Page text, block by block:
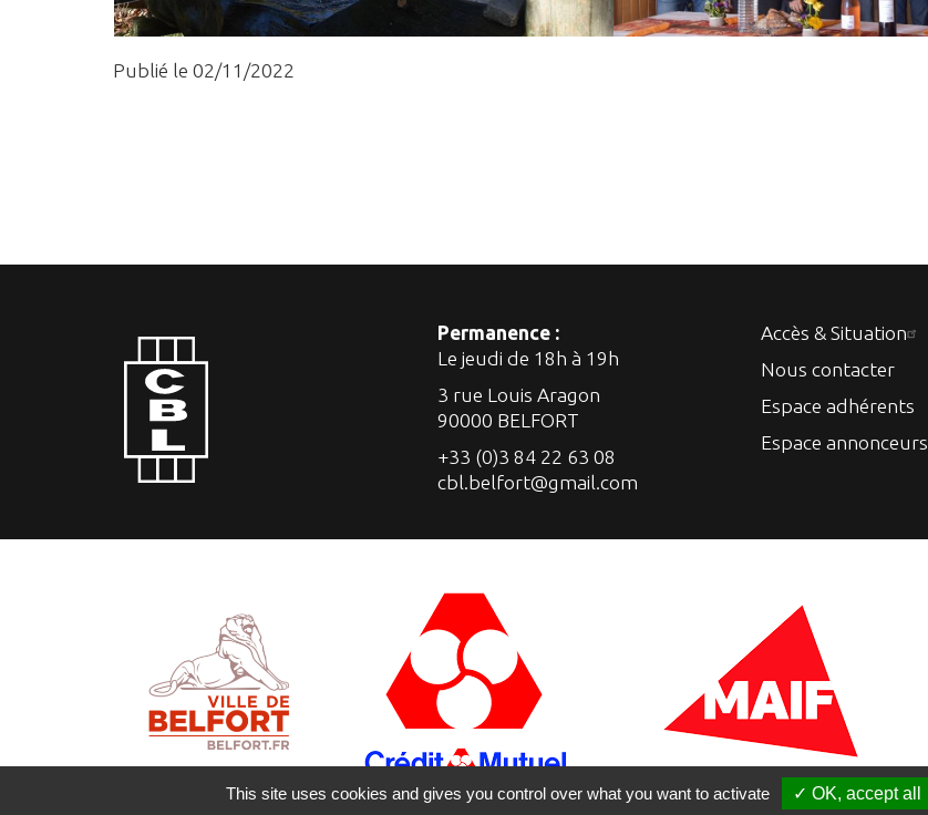
Publié le 02/11/2022
Permanence :
Le jeudi de 18h à 19h
3 rue Louis Aragon
90000 BELFORT
+33 (0)3 84 22 63 08
cbl.belfort@gmail.com
Accès & Situation
Nous contacter
Espace adhérents
Espace annonceurs
This site uses cookies and gives you control over what you want to activate ✓ OK, accept all